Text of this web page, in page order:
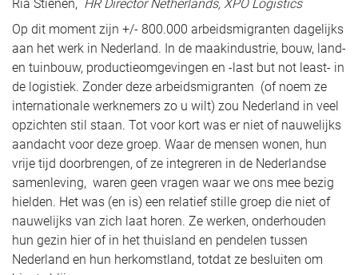
Ria Stienen, HR Director Netherlands, XPO Logistics
Op dit moment zijn +/- 800.000 arbeidsmigranten dagelijks
aan het werk in Nederland. In de maakindustrie, bouw, land-
en tuinbouw, productieomgevingen en -last but not least- in
de logistiek. Zonder deze arbeidsmigranten (of noem ze
internationale werknemers zo u wilt) zou Nederland in veel
opzichten stil staan. Tot voor kort was er niet of nauwelijks
aandacht voor deze groep. Waar de mensen wonen, hun
vrije tijd doorbrengen, of ze integreren in de Nederlandse
samenleving, waren geen vragen waar we ons mee bezig
hielden. Het was (en is) een relatief stille groep die niet of
nauwelijks van zich laat horen. Ze werken, onderhouden
hun gezin hier of in het thuisland en pendelen tussen
Nederland en hun herkomstland, totdat ze besluiten om